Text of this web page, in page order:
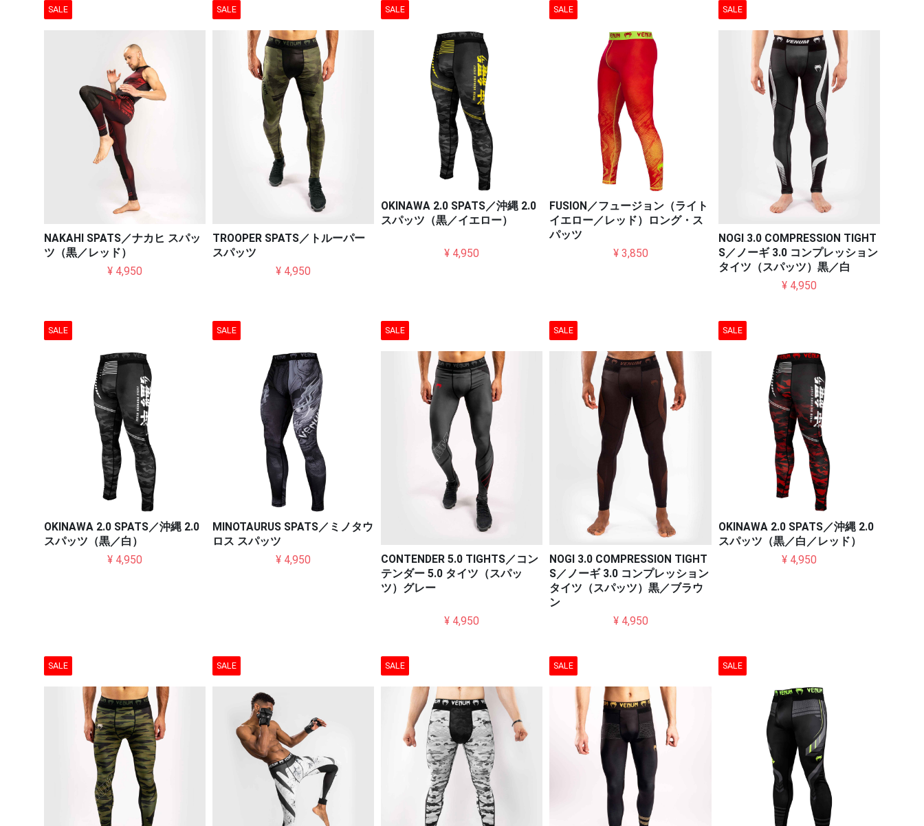
SALE
NAKAHI SPATS／ナカヒ スパッ
ツ（黒／レッド）
¥ 4,950
SALE
TROOPER SPATS／トルーパー
スパッツ
¥ 4,950
SALE
OKINAWA 2.0 SPATS／沖縄 2.0
スパッツ（黒／イエロー）
¥ 4,950
SALE
FUSION／フュージョン（ライト
イエロー／レッド）ロング・ス
パッツ
¥ 3,850
SALE
NOGI 3.0 COMPRESSION TIGHT
S／ノーギ 3.0 コンプレッション
タイツ（スパッツ）黒／白
¥ 4,950
SALE
OKINAWA 2.0 SPATS／沖縄 2.0
スパッツ（黒／白）
¥ 4,950
SALE
MINOTAURUS SPATS／ミノタウ
ロス スパッツ
¥ 4,950
SALE
CONTENDER 5.0 TIGHTS／コン
テンダー 5.0 タイツ（スパッ
ツ）グレー
¥ 4,950
SALE
NOGI 3.0 COMPRESSION TIGHT
S／ノーギ 3.0 コンプレッション
タイツ（スパッツ）黒／ブラウ
ン
¥ 4,950
SALE
OKINAWA 2.0 SPATS／沖縄 2.0
スパッツ（黒／白／レッド）
¥ 4,950
SALE SALE SALE SALE SALE